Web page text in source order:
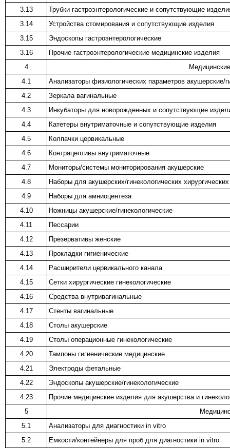
3.13
Трубки гастроэнтерологические и сопутствующие
3.14
Устройства стомирования и сопутствующие изделия
3.15
Эндоскопы гастроэнтерологические
3.16
Прочие гастроэнтерологические медицинские изделия
4
4.1
Анализаторы физиологических параметров акушерские/
4.2
Зеркала вагинальные
4.3
Инкубаторы для новорожденных и сопутствующие
4.4
Катетеры внутриматочные и сопутствующие изделия
4.5
Колпачки цервикальные
4.6
Контрацептивы внутриматочные
4.7
Мониторы/системы мониторирования акушерские
4.8
Наборы для акушерских/гинекологических
4.9
Наборы для амниоцентеза
4.10
Ножницы акушерские/гинекологические
4.11
Пессарии
4.12
Презервативы женские
4.13
Прокладки гигиенические
4.14
Расширители цервикального канала
4.15
Сетки хирургические гинекологические
4.16
Средства внутривагинальные
4.17
Стенты вагинальные
4.18
Столы акушерские
4.19
Столы операционные гинекологические
4.20
Тампоны гигиенические медицинские
4.21
Электроды фетальные
4.22
Эндоскопы акушерские/гинекологические
4.23
Прочие медицинские изделия для акушерства и
5
5.1
Анализаторы для диагностики in vitro
5.2
Емкости/контейнеры для проб для диагностики in vitro